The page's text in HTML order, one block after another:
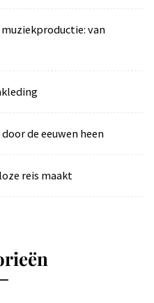
van
de eeuwen heen
reis maakt